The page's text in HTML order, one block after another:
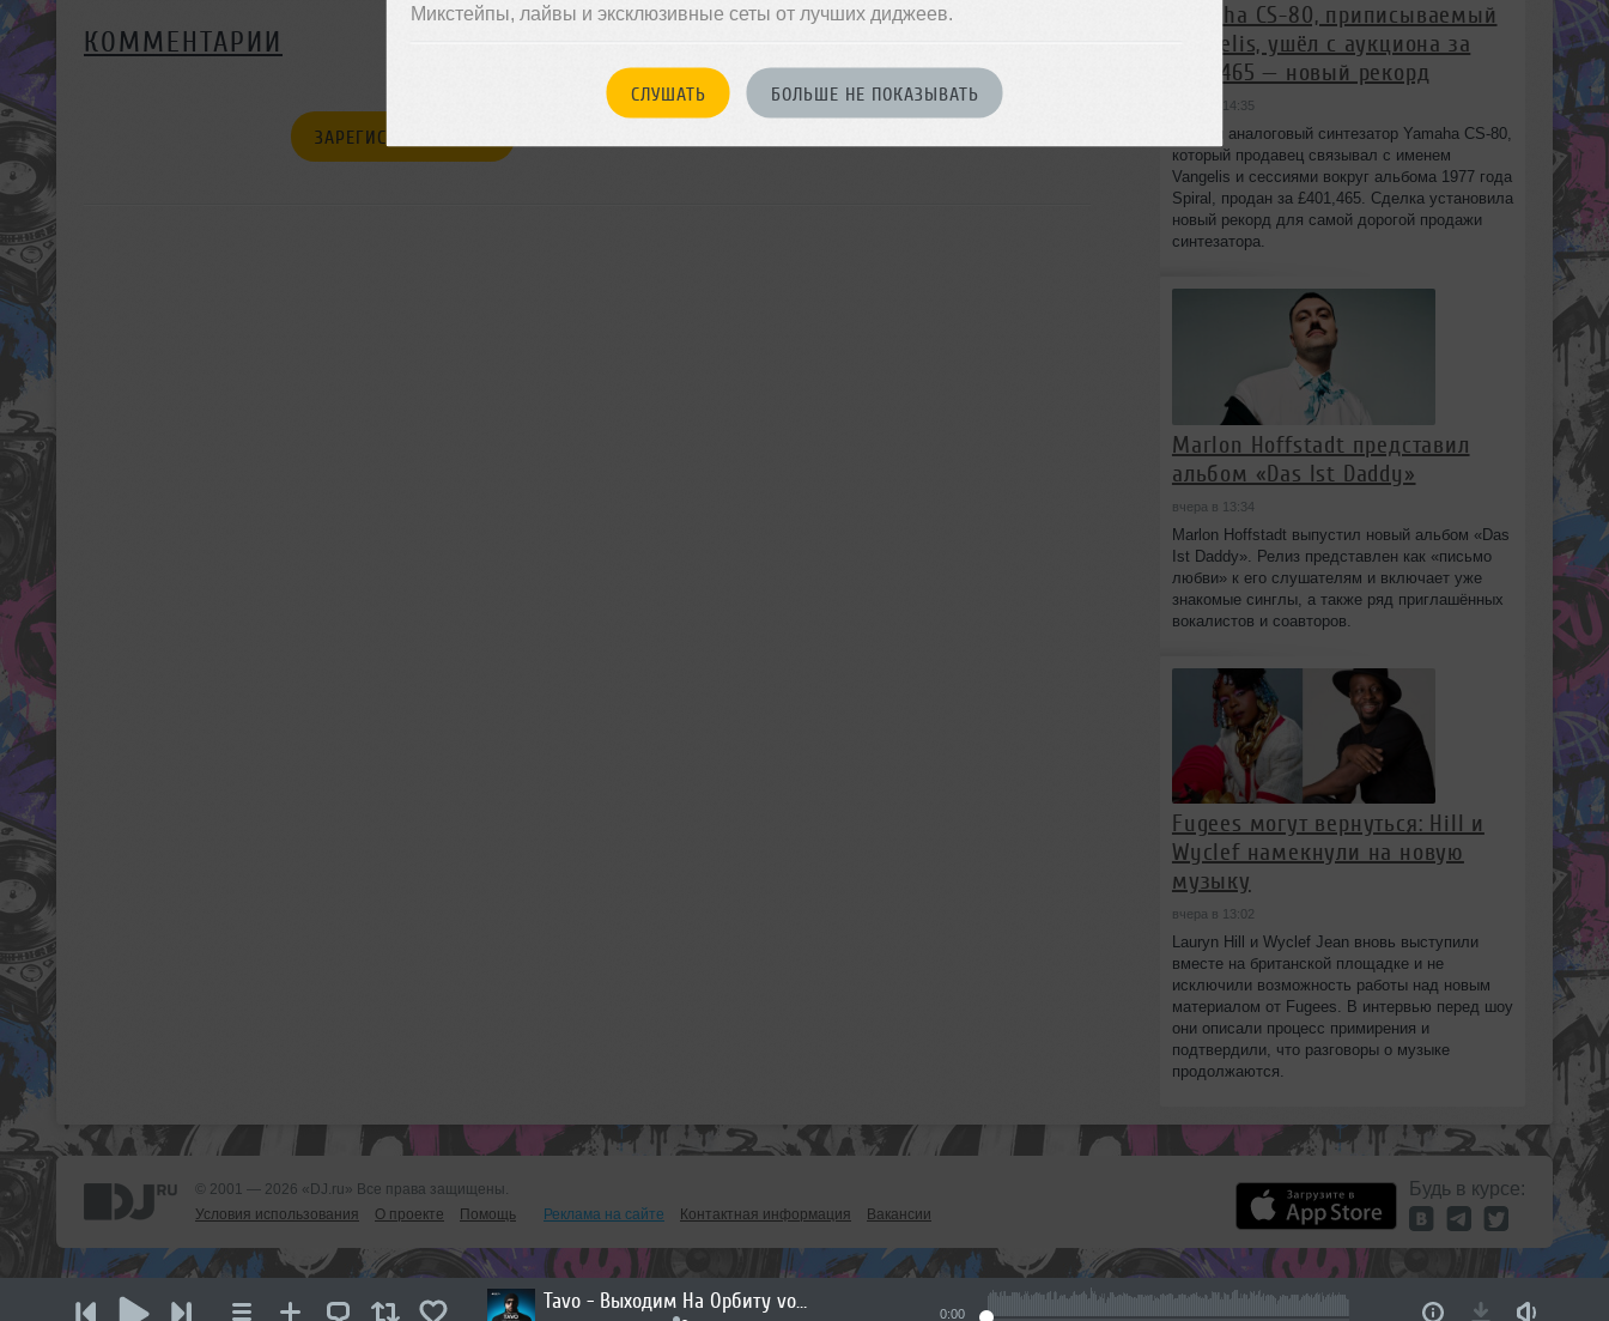
Микстейпы, лайвы и эксклюзивные сеты от лучших диджеев.
СЛУШАТЬ БОЛЬШЕ НЕ ПОКАЗЫВАТЬ
Tavo - Выходим На Орбиту vol.270
0:00
КОММЕНТАРИИ
ЗАРЕГИСТРИРУЙТЕСЬ
Yamaha CS-80, приписываемый
Vangelis, ушёл с аукциона за
£401,465 — новый рекорд
вчера в 14:35
Редкий аналоговый синтезатор Yamaha CS-80,
который продавец связывал с именем
Vangelis и сессиями вокруг альбома 1977 года
Spiral, продан за £401,465. Сделка установила
новый рекорд для самой дорогой продажи
синтезатора.
Marlon Hoffstadt представил
альбом «Das Ist Daddy»
вчера в 13:34
Marlon Hoffstadt выпустил новый альбом «Das
Ist Daddy». Релиз представлен как «письмо
любви» к его слушателям и включает уже
знакомые синглы, а также ряд приглашённых
вокалистов и соавторов.
Fugees могут вернуться: Hill и
Wyclef намекнули на новую
музыку
вчера в 13:02
Lauryn Hill и Wyclef Jean вновь выступили
вместе на британской площадке и не
исключили возможность работы над новым
материалом от Fugees. В интервью перед шоу
они описали процесс примирения и
подтвердили, что разговоры о музыке
продолжаются.
© 2001 — 2026 «DJ.ru» Все права защищены.
Условия использования
О проекте Помощь Реклама на сайте Контактная информация Вакансии
Будь в курсе: